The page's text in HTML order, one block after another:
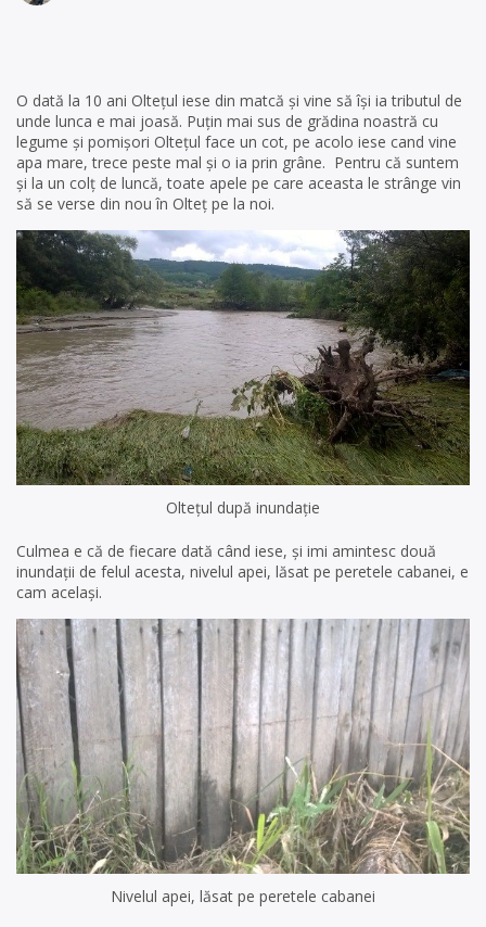
O dată la 10 ani Oltețul iese din matcă și vine să își ia tributul de
unde lunca e mai joasă. Puțin mai sus de grădina noastră cu
legume și pomișori Oltețul face un cot, pe acolo iese cand vine
apa mare, trece peste mal și o ia prin grâne. Pentru că suntem
și la un colț de luncă, toate apele pe care aceasta le strânge vin
să se verse din nou în Olteț pe la noi.
Oltețul după inundație
Culmea e că de fiecare dată când iese, și imi amintesc două
inundații de felul acesta, nivelul apei, lăsat pe peretele cabanei, e
cam același.
Nivelul apei, lăsat pe peretele cabanei